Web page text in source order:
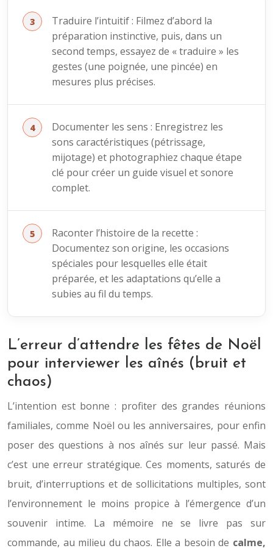
Traduire l’intuitif : Filmez d’abord la
préparation instinctive, puis, dans un
second temps, essayez de « traduire » les
gestes (une poignée, une pincée) en
mesures plus précises.
Documenter les sens : Enregistrez les
sons caractéristiques (pétrissage,
mijotage) et photographiez chaque étape
clé pour créer un guide visuel et sonore
complet.
Raconter l’histoire de la recette :
Documentez son origine, les occasions
spéciales pour lesquelles elle était
préparée, et les adaptations qu’elle a
subies au fil du temps.
L’erreur d’attendre les fêtes de Noël
pour interviewer les aînés (bruit et
chaos)
L’intention est bonne : profiter des grandes réunions
familiales, comme Noël ou les anniversaires, pour enfin
poser des questions à nos aînés sur leur passé. Mais
c’est une erreur stratégique. Ces moments, saturés de
bruit, d’interruptions et de sollicitations multiples, sont
l’environnement le moins propice à l’émergence d’un
souvenir intime. La mémoire ne se livre pas sur
commande, au milieu du chaos. Elle a besoin de calme,